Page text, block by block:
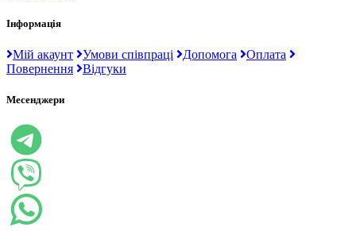
Інформація
Мій акаунт Умови співпраці Допомога
Оплата
Повернення
Відгуки
Месенджери